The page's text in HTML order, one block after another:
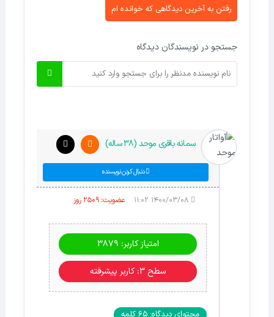
رفتن به آخرین دیدگاهی که خوانده ام
جستجو در نویسندگان دیدگاه
سمانه باقری موحد (38 ساله)
دنبال کردن نویسنده
عضویت: 2509 روز
امتیاز کاربر: 3879
سطح ۳: کاربر پیشرفته
محتوای دیدگاه: 65 کلمه